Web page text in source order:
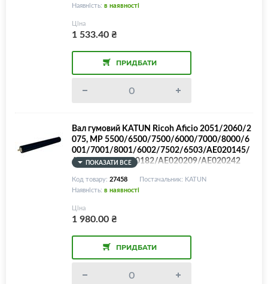
Наявність: в наявності
Ціна
1 533.40₴
ПРИДБАТИ
Вал гумовий KATUN Ricoh Aficio 2051/2060/2
075, MP 5500/6500/7500/6000/7000/8000/6
001/7001/8001/6002/7502/6503/AE020145/
AE020162/AE020182/AE020209/AE020242
ПОКАЗАТИ ВСЕ
Код товару: 27458
Постачальник: KATUN
Наявність: в наявності
Ціна
1 980.00₴
ПРИДБАТИ